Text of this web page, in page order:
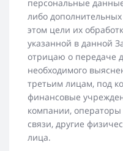
персональные
либо
этом цели их
указанной в данной
отрицаю о передаче
необходимого
третьим лицам, под
финансовые
компании,
связи, другие
лица.